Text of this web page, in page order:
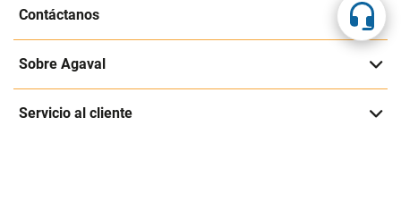
Contáctanos
Sobre Agaval
Servicio al cliente